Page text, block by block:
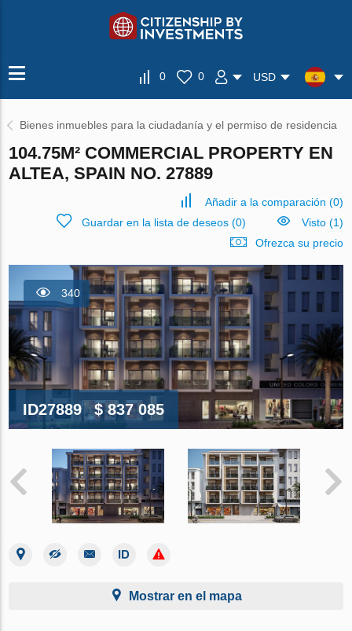
0 0 USD
Bienes inmuebles para la ciudadanía y el permiso de residencia
104.75M² COMMERCIAL PROPERTY EN
ALTEA, SPAIN NO. 27889
Añadir a la comparación (0)
Guardar en la lista de deseos(0)
Visto (1)
Ofrezca su precio
340
ID27889 $ 837 085
Mostrar en el mapa